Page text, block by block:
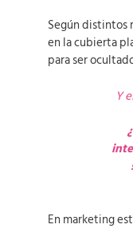
Según distintos
en la cubierta
para ser
Y
En marketing